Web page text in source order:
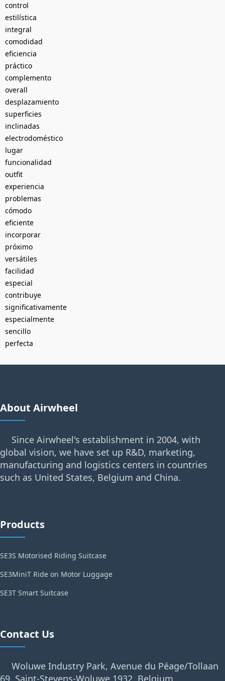
control
estilística
integral
comodidad
eficiencia
práctico
complemento
overall
desplazamiento
superficies
inclinadas
electrodoméstico
lugar
funcionalidad
outfit
experiencia
problemas
cómodo
eficiente
incorporar
próximo
versátiles
facilidad
especial
contribuye
significativamente
especialmente
sencillo
perfecta
About Airwheel
Since Airwheel's establishment in 2004, with
global vision, we have set up R&D, marketing,
manufacturing and logistics centers in countries
such as United States, Belgium and China.
Products
SE3S Motorised Riding Suitcase
SE3MiniT Ride on Motor Luggage
SE3T Smart Suitcase
Contact Us
Woluwe Industry Park, Avenue du Péage/Tollaan
69, Saint-Stevens-Woluwe,1932, Belgium